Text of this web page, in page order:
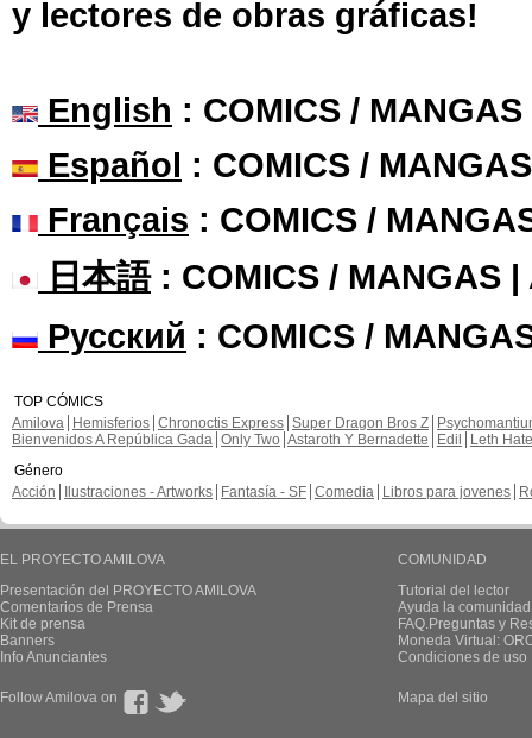
y lectores de obras gráficas!
English : COMICS /
Español : COMICS /
Français : COMICS /
日本語: COMICS / MANGAS |
Русский : COMICS /
TOP CÓMICS
Amilova
Hemisferios Chronoctis Express Super Dragon Bros Z
Bienvenidos A República Gada Only Two Astaroth Y Bernadette Edil
Leth Hate
Género
Acción
Ilustraciones - Artworks Fantasía - SF Comedia Libros para jovenes
EL PROYECTO AMILOVA
Presentación del PROYECTO AMILOVA
Comentarios de Prensa
Kit de prensa
Banners
Info Anunciantes
COMUNIDAD
Tutorial del lector
Ayuda la
FAQ.Preguntas y
Moneda Virtual:
Condiciones de uso
Follow Amilova on Mapa del sitio